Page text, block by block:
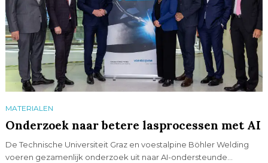
MATERIALEN
Onderzoek naar betere lasprocessen met AI
De Technische Universiteit Graz en voestalpine Böhler Welding
voeren gezamenlijk onderzoek uit naar AI-ondersteunde...